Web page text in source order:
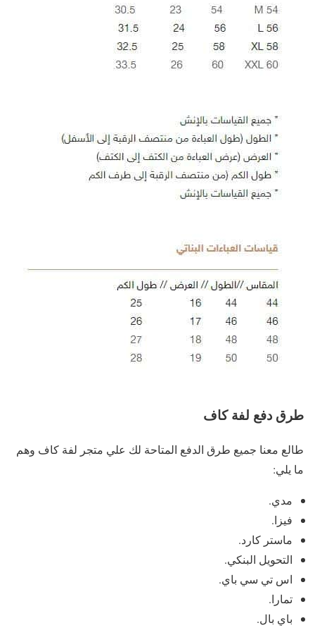
طرق دفع لفة كاف
طالع معنا جميع طرق الدفع المتاحة لك علي متجر لفة كاف وهم
ما يلي:
مدي.
فيزا.
ماستر كارد.
التحويل البنكي.
اس تي سي باي.
تمارا.
باي بال.